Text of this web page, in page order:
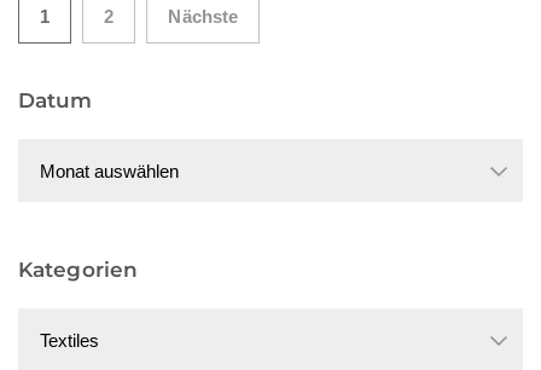
Seitennummerierung
Beiträge
1 2 Nächste
Datum
Kategorien